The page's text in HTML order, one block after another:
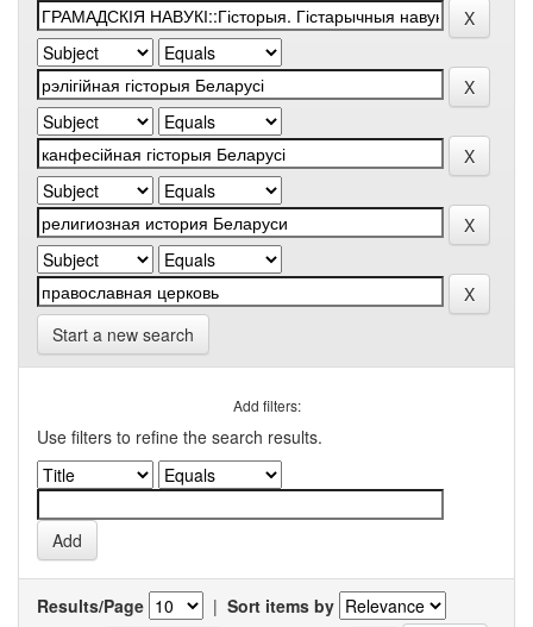
Start a new search
Add filters:
Use filters to refine the search results.
Results/Page | Sort items by